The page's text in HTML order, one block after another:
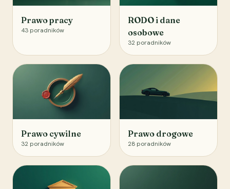
Prawo pracy
43 poradników
RODO i dane
osobowe
32 poradników
Prawo cywilne
32 poradników
Prawo drogowe
28 poradników